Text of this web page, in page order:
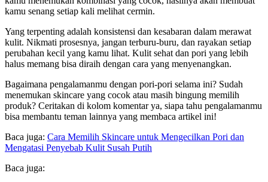
kamu senang setiap kali melihat cermin.
Yang terpenting adalah konsistensi dan kesabaran dalam merawat
kulit. Nikmati prosesnya, jangan terburu-buru, dan rayakan setiap
perubahan kecil yang kamu lihat. Kulit sehat dan pori yang lebih
halus memang bisa diraih dengan cara yang menyenangkan.
Bagaimana pengalamanmu dengan pori-pori selama ini? Sudah
menemukan skincare yang cocok atau masih bingung memilih
produk? Ceritakan di kolom komentar ya, siapa tahu pengalamanmu
bisa membantu teman lainnya yang membaca artikel ini!
Baca juga: Cara Memilih Skincare untuk Mengecilkan Pori dan
Mengatasi Penyebab Kulit Susah Putih
Baca juga: